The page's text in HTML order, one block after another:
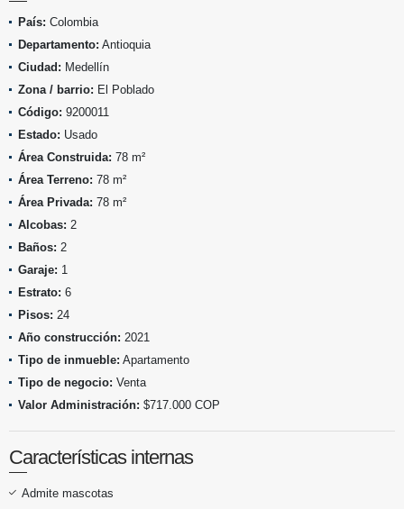
País: Colombia
Departamento: Antioquia
Ciudad: Medellín
Zona / barrio: El Poblado
Código: 9200011
Estado: Usado
Área Construida: 78 m²
Área Terreno: 78 m²
Área Privada: 78 m²
Alcobas: 2
Baños: 2
Garaje: 1
Estrato: 6
Pisos: 24
Año construcción: 2021
Tipo de inmueble: Apartamento
Tipo de negocio: Venta
Valor Administración: $717.000 COP
Características internas
Admite mascotas